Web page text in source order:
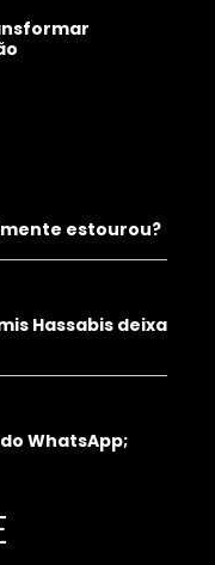
estourou?
Hassabis deixa
WhatsApp;